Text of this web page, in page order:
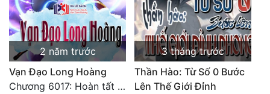
2 năm trước
Vạn Đạo Long Hoàng
Chương 6017: Hoàn tất cảm nghĩ của tác giả
3 tháng trước
Thần Hào: Từ Số 0 Bước
Lên Thế Giới Đỉnh